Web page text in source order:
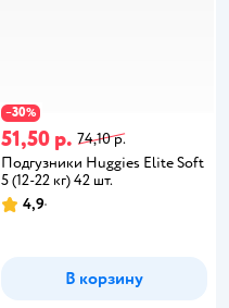
−30%
51,50 р. 74,10 р.
Подгузники Huggies Elite Soft
5 (12-22 кг) 42 шт.
4,9
В корзину